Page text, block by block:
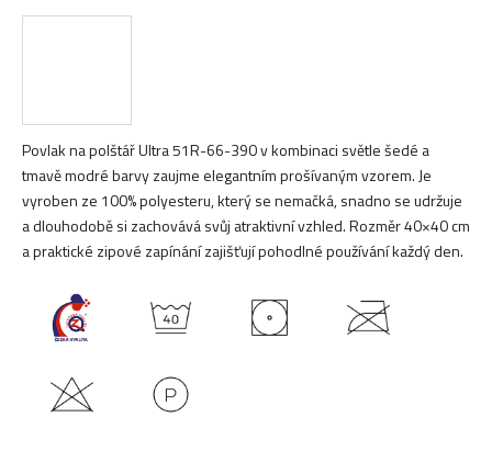
Povlak na polštář Ultra 51R-66-390 v kombinaci světle šedé a
tmavě modré barvy zaujme elegantním prošívaným vzorem. Je
vyroben ze 100% polyesteru, který se nemačká, snadno se udržuje
a dlouhodobě si zachovává svůj atraktivní vzhled. Rozměr 40×40 cm
a praktické zipové zapínání zajišťují pohodlné používání každý den.